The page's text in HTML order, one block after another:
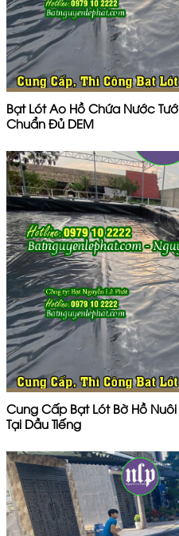
Bạt Lót Ao Hồ Chứa Nước
Chuẩn Đủ DEM
Cung Cấp Bạt Lót Bờ Hồ
Tại Dầu Tiếng